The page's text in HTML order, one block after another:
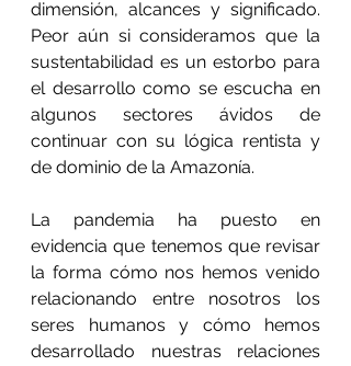
dimensión, alcances y significado.
Peor aún si consideramos que la
sustentabilidad es un estorbo para
el desarrollo como se escucha en
algunos sectores ávidos de
continuar con su lógica rentista y
de dominio de la Amazonía.
La pandemia ha puesto en
evidencia que tenemos que revisar
la forma cómo nos hemos venido
relacionando entre nosotros los
seres humanos y cómo hemos
desarrollado nuestras relaciones